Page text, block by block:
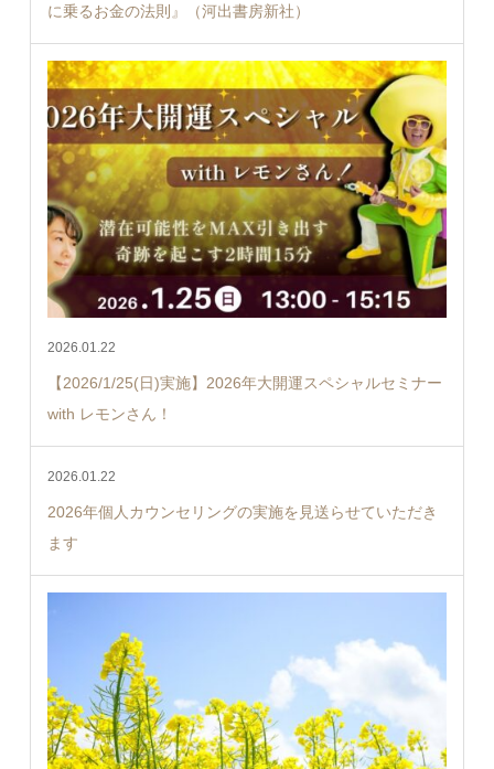
に乗るお金の法則』（河出書房新社）
2026.01.22
【2026/1/25(日)実施】2026年大開運スペシャルセミナー
with レモンさん！
2026.01.22
2026年個人カウンセリングの実施を見送らせていただき
ます